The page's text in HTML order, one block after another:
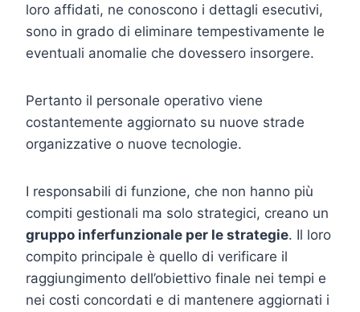
loro affidati, ne conoscono i dettagli esecutivi,
sono in grado di eliminare tempestivamente le
eventuali anomalie che dovessero insorgere.
Pertanto il personale operativo viene
costantemente aggiornato su nuove strade
organizzative o nuove tecnologie.
I responsabili di funzione, che non hanno più
compiti gestionali ma solo strategici, creano un
gruppo inferfunzionale per le strategie. Il loro
compito principale è quello di verificare il
raggiungimento dell’obiettivo finale nei tempi e
nei costi concordati e di mantenere aggiornati i